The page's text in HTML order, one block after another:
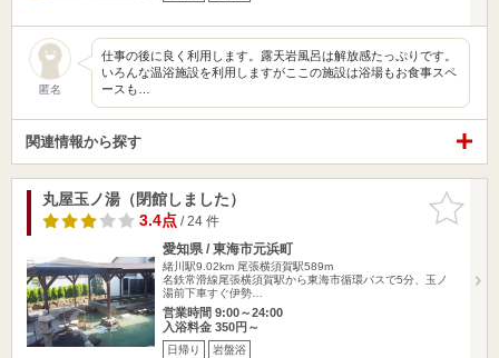
匿名
仕事の後に良く利用します。露天岩風呂は解放感たっぷりです。
いろんな温浴施設を利用しますがここの施設は浴場もお食事スペ
ースも…
関連情報から探す
お気に入
りに追加
丸屋玉ノ湯（閉館しました）
3.4点/ 24 件
愛知県 / 東海市元浜町
緒川駅9.02km 尾張横須賀駅589m
名鉄常滑線尾張横須賀駅から東海市循環バスで5分、玉ノ
湯前下車すぐ伊勢…
営業時間 9:00～24:00
入浴料金 350円～
日帰り 岩盤浴